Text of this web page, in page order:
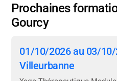
Prochaines
Gourcy
01/10/2026 au 03/10/
Villeurbanne